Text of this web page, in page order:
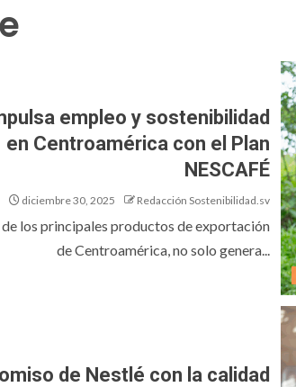
empleo y sostenibilidad
en Centroamérica con el Plan
NESCAFÉ
diciembre 30, 2025 Redacción Sostenibilidad.sv
de los principales productos de exportación
de Centroamérica, no solo genera...
de Nestlé con la calidad